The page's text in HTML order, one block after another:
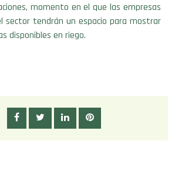
momento en el que las empresas
sector tendrán un espacio para mostrar
disponibles en riego.